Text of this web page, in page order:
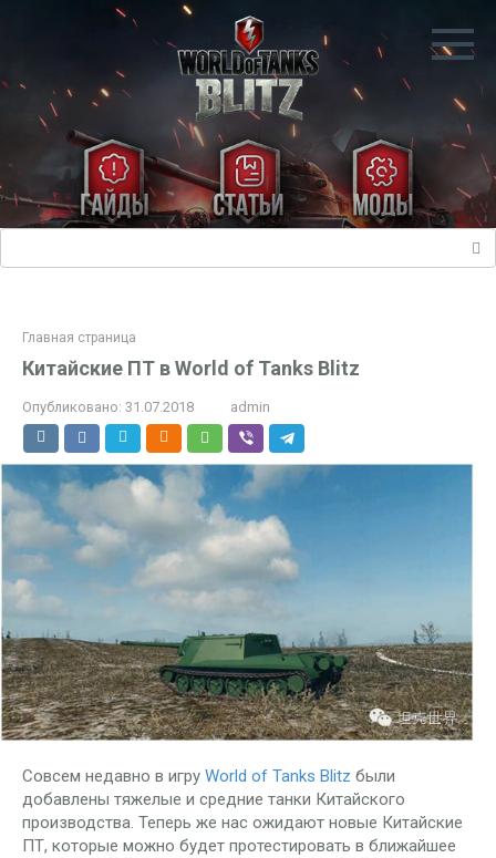
Главная страница
Китайские ПТ в World of Tanks Blitz
Опубликовано: 31.07.2018 admin
Совсем недавно в игру World of Tanks Blitz были
добавлены тяжелые и средние танки Китайского
производства. Теперь же нас ожидают новые Китайские
ПТ, которые можно будет протестировать в ближайшее